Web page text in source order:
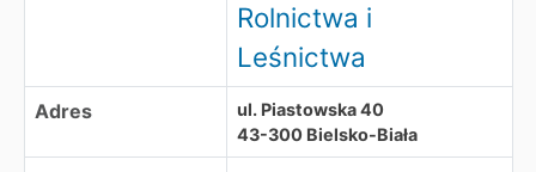
Rolnictwa i
Leśnictwa
Adres
ul. Piastowska 40
43-300 Bielsko-Biała